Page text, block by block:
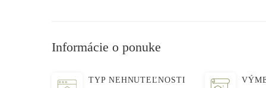
Informácie o ponuke
TYP NEHNUTEĽNOSTI